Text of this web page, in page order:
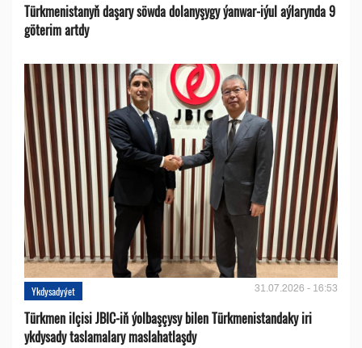
Türkmenistanyň daşary söwda dolanyşygy ýanwar-iýul aýlarynda 9
göterim artdy
Ykdysadyýet 31.07.2026 - 16:53
Türkmen ilçisi JBIC-iň ýolbaşçysy bilen Türkmenistandaky iri
ykdysady taslamalary maslahatlaşdy